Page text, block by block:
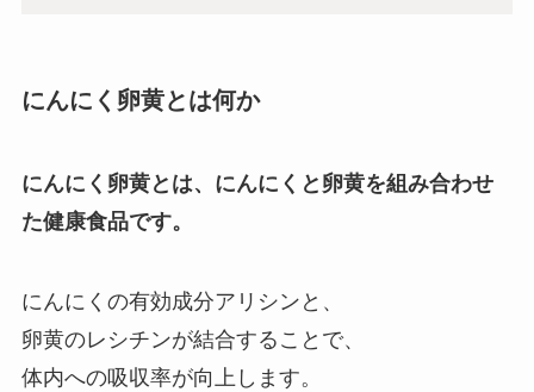
にんにく卵黄とは何か
にんにく卵黄とは、にんにくと卵黄を組み合わせ
た健康食品です。
にんにくの有効成分アリシンと、
卵黄のレシチンが結合することで、
体内への吸収率が向上します。